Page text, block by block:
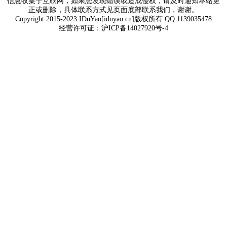
正或删除，具体联系方式见页面底部联系我们，谢谢。
Copyright 2015-2023 IDuYao[iduyao.cn]版权所有 QQ:1139035478
经营许可证： 沪ICP备14027920号-4